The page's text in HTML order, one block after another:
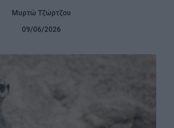
Μυρτώ Τζώρτζου
09/06/2026